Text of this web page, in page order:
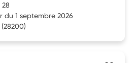
28
du 1 septembre 2026
(28200)